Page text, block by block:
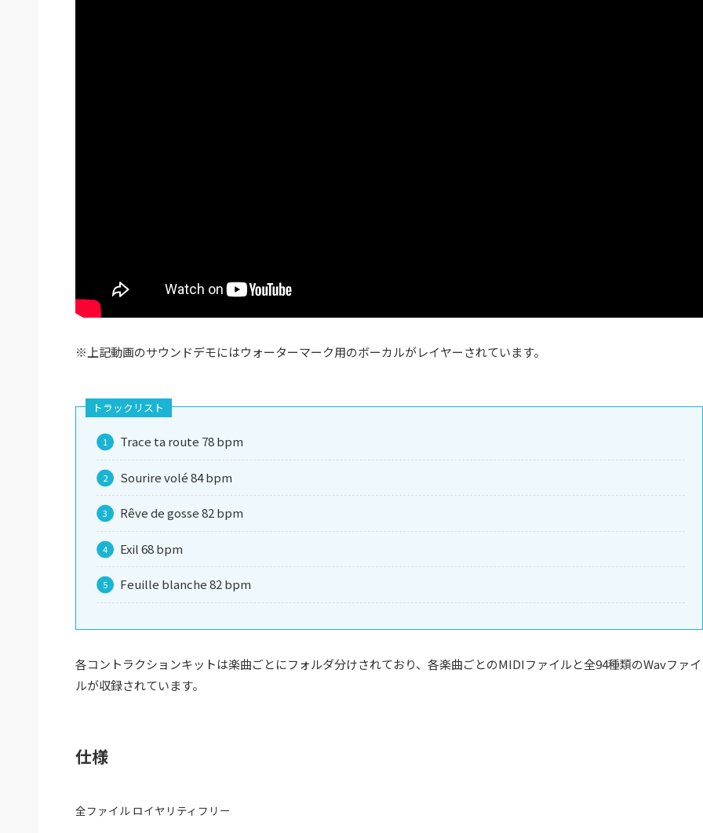
※上記動画のサウンドデモにはウォーターマーク用のボーカルがレイヤーされています。
トラックリスト
Trace ta route 78 bpm
Sourire volé 84 bpm
Rêve de gosse 82 bpm
Exil 68 bpm
Feuille blanche 82 bpm
各コントラクションキットは楽曲ごとにフォルダ分けされており、各楽曲ごとのMIDIファイルと全94種類のWavファイ
ルが収録されています。
仕様
全ファイル ロイヤリティフリー